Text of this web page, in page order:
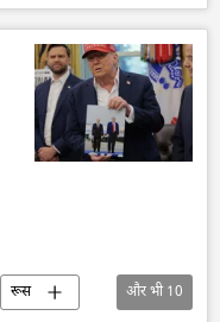
रूस
और भी10